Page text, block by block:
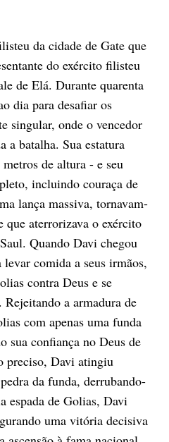
da cidade de Gate que
do exército filisteu
de Elá. Durante quarenta
dia para desafiar os
singular, onde o vencedor
a batalha. Sua estatura
de altura - e seu
incluindo couraça de
lança massiva, tornavam-
aterrorizava o exército
Quando Davi chegou
comida a seus irmãos,
contra Deus e se
a armadura de
com apenas uma funda
sua confiança no Deus de
preciso, Davi atingiu
da funda, derrubando-
espada de Golias, Davi
uma vitória decisiva